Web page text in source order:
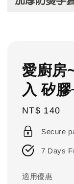
愛廚房
入 矽
Regular
price
NT$ 140
Secure
7 Days
適用優惠